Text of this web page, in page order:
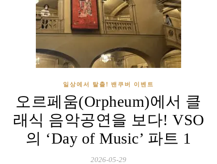
일상에서 탈출! 밴쿠버 이벤트
오르페움(Orpheum)에서 클
래식 음악공연을 보다! VSO
의 ‘Day of Music’ 파트 1
2026-05-29